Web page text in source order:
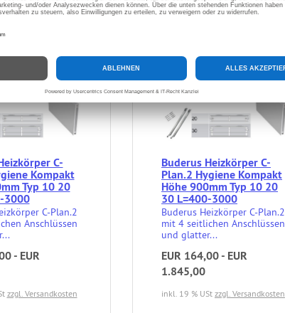
C-
Kompakt
Typ 10 20
3000
C-Plan.2
Anschlüssen
- EUR
zzgl. Versandkosten
Buderus Heizkörper C-
Plan.2 Hygiene Kompakt
Höhe 900mm Typ 10 20
30 L=400-3000
Buderus Heizkörper C-Plan.2
mit 4 seitlichen Anschlüssen
und glatter...
EUR 164,00 - EUR
1.845,00
inkl. 19 % USt zzgl. Versandkosten